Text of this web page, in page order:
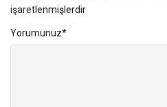
işaretlenmişlerdir
Yorumunuz*